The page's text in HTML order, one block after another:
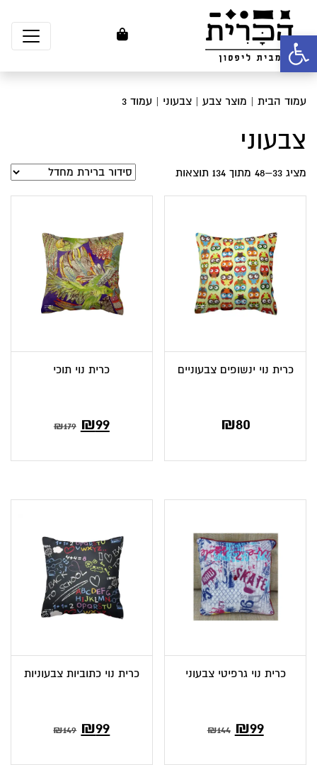
פתח סרגל נגישות
עמוד הבית | מוצר צבע | צבעוני | עמוד 3
צבעוני
מציג 33–48 מתוך 134 תוצאות
כרית נוי ינשופים צבעוניים
₪80
כרית נוי תוכי
₪179 המחיר
₪179.
₪99המחיר
₪99.
כרית נוי גרפיטי צבעוני
₪144 ₪99
כרית נוי כתוביות צבעוניות
₪149 המחיר
₪99המחיר